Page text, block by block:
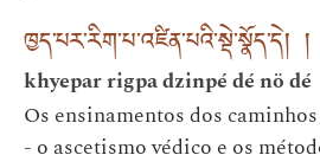
ཁྱད་པར་རིག་པ་འཛིན་པའི་སྡེ་སྣོད་དེ། །
khyepar rigpa dzinpé dé nö dé
Os ensinamentos dos
- o ascetismo védico e os